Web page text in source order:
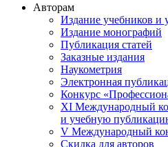
Авторам
Издание учебников и
Издание монографий
Публикация статей
Заказные издания
Наукометрия
Электронная
Конкурс
XI Международный
и учебную
V Международный
Скидка для авторов